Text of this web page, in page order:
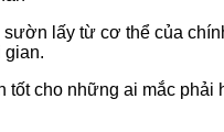
lấy từ cơ thể của
gian.
cho những ai mắc phải